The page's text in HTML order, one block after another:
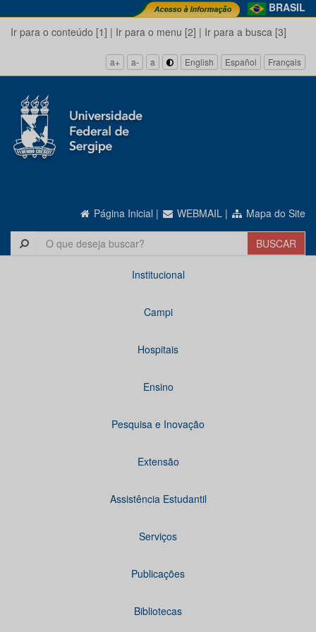
BRASIL
Ir para o conteúdo [1] | Ir para o menu [2] | Ir para a busca [3]
a+ a- a English Español Français
Página Inicial | WEBMAIL | Mapa do Site
Institucional
Campi
Hospitais
Ensino
Pesquisa e Inovação
Extensão
Assistência Estudantil
Serviços
Publicações
Bibliotecas